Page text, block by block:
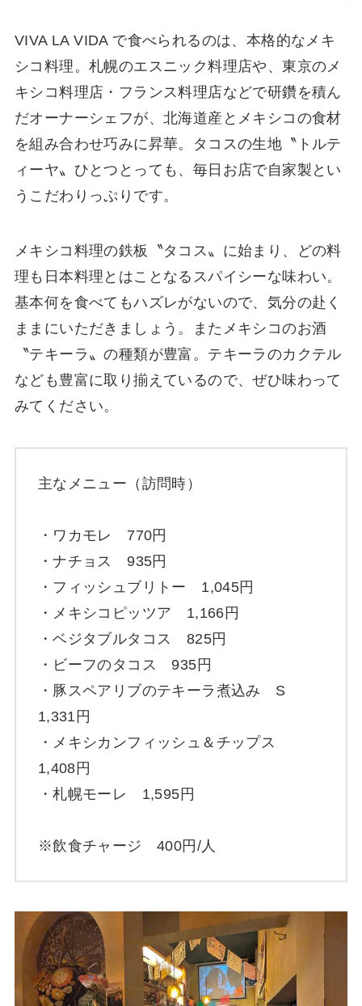
VIVA LA VIDA で食べられるのは、本格的なメキ
シコ料理。札幌のエスニック料理店や、東京のメ
キシコ料理店・フランス料理店などで研鑽を積ん
だオーナーシェフが、北海道産とメキシコの食材
を組み合わせ巧みに昇華。タコスの生地〝トルテ
ィーヤ〟ひとつとっても、毎日お店で自家製とい
うこだわりっぷりです。
メキシコ料理の鉄板〝タコス〟に始まり、どの料
理も日本料理とはことなるスパイシーな味わい。
基本何を食べてもハズレがないので、気分の赴く
ままにいただきましょう。またメキシコのお酒
〝テキーラ〟の種類が豊富。テキーラのカクテル
なども豊富に取り揃えているので、ぜひ味わって
みてください。
主なメニュー（訪問時）
・ワカモレ 770円
・ナチョス 935円
・フィッシュブリトー 1,045円
・メキシコピッツア 1,166円
・ベジタブルタコス 825円
・ビーフのタコス 935円
・豚スペアリブのテキーラ煮込み S
1,331円
・メキシカンフィッシュ＆チップス
1,408円
・札幌モーレ 1,595円
※飲食チャージ 400円/人